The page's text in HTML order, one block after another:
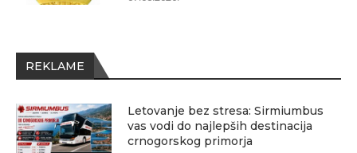
REKLAME
Letovanje bez stresa: Sirmiumbus
vas vodi do najlepših destinacija
crnogorskog primorja